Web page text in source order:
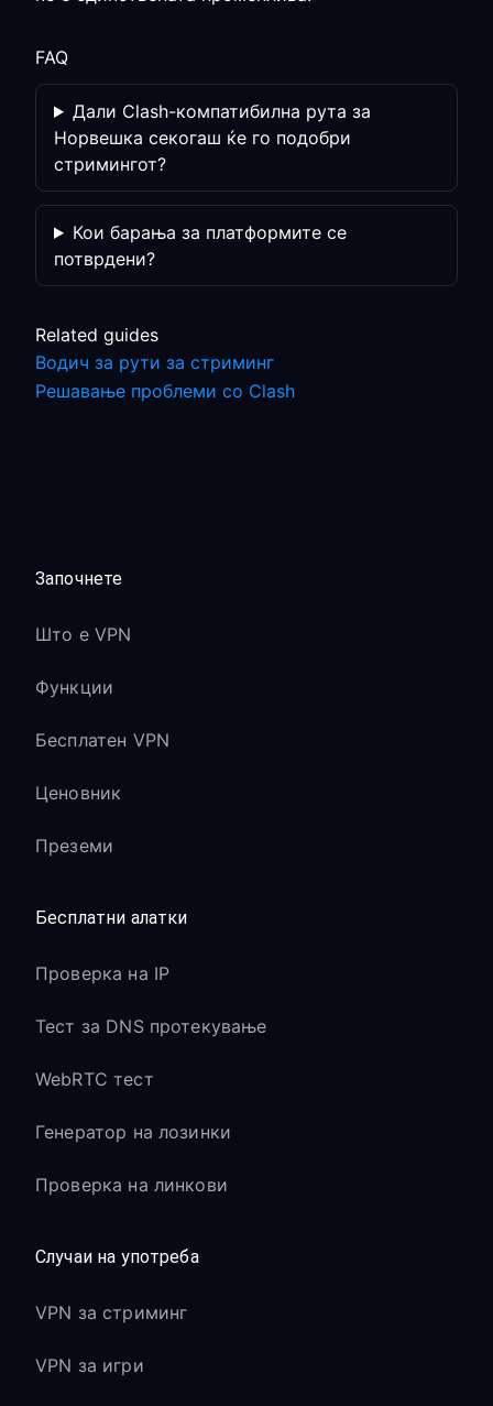
FAQ
Дали Clash-компатибилна рута за
Норвешка секогаш ќе го подобри
стримингот?
Кои барања за платформите се
потврдени?
Related guides
Водич за рути за стриминг
Решавање проблеми со Clash
Започнете
Што е VPN
Функции
Бесплатен VPN
Ценовник
Преземи
Бесплатни алатки
Проверка на IP
Тест за DNS протекување
WebRTC тест
Генератор на лозинки
Проверка на линкови
Случаи на употреба
VPN за стриминг
VPN за игри